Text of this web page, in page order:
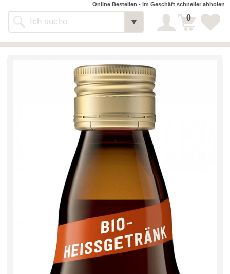
Alle Webseiten
Online Bestellen - im Geschäft schneller abholen
0
>> Bauernmarkt << Detail
Bäckerei-Konditorei-Café
Biohof Öllinger Detail
Fleischerei Hüthmayr Detail
Kuglbauer - Familie Bischof Detail
La Toscana Anita Wolf e.U. Detail
Söllradls Naturkostladen Detail
Stiftsgärtnerei
Weinkellerei Stift
Kremsmünster
Detail
Wildkraut Detail
KATEGORIE